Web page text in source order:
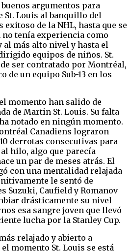
argumentos para
St. Louis al banquillo del
exitoso de la NHL, hasta que se
tenía experiencia como
al más alto nivel y hasta el
equipos de niños. St.
ser contratado por Montréal,
de un equipo Sub-13 en los
momento han salido de
de Martin St. Louis. Su falta
notado en ningún momento.
Canadiens lograron
derrotas consecutivas para
hilo, algo que parecía
un par de meses atrás. El
con una mentalidad relajada
le sentó de
Suzuki, Caufield y Romanov
drásticamente su nivel
esa sangre joven que llevó
lucha por la Stanley Cup.
relajado y abierto a
momento St. Louis se está